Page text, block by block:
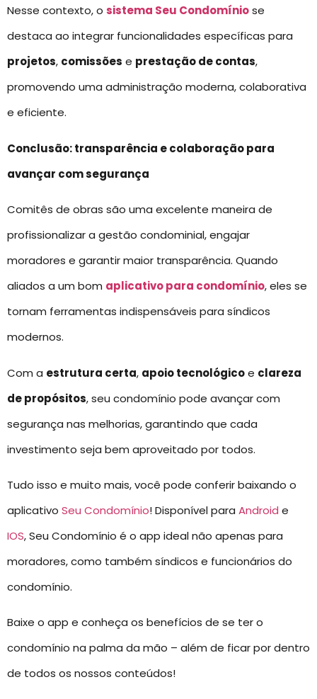
Nesse contexto, o sistema Seu Condomíniose
destaca ao integrar funcionalidades específicas para
projetos, comissões e prestação de contas,
promovendo uma administração moderna, colaborativa
e eficiente.
Conclusão: transparência e colaboração para
avançar com segurança
Comitês de obras são uma excelente maneira de
profissionalizar a gestão condominial, engajar
moradores e garantir maior transparência. Quando
aliados a um bom aplicativo para condomínio, eles se
tornam ferramentas indispensáveis para síndicos
modernos.
Com a estrutura certa, apoio tecnológicoe clareza
de propósitos, seu condomínio pode avançar com
segurança nas melhorias, garantindo que cada
investimento seja bem aproveitado por todos.
Tudo isso e muito mais, você pode conferir baixando o
aplicativo Seu Condomínio! Disponível para Android e
IOS, Seu Condomínio é o app ideal não apenas para
moradores, como também síndicos e funcionários do
condomínio.
Baixe o app e conheça os benefícios de se ter o
condomínio na palma da mão – além de ficar por dentro
de todos os nossos conteúdos!